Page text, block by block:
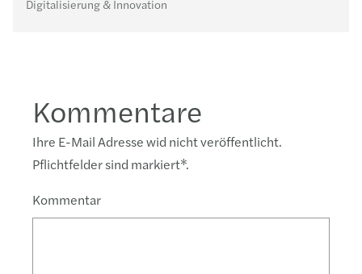
Digitalisierung & Innovation
Kommentare
Ihre E-Mail Adresse wid nicht veröffentlicht.
Pflichtfelder sind markiert*.
Kommentar